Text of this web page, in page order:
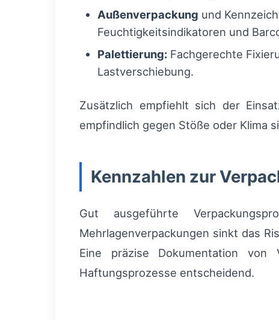
Außenverpackung und
Feuchtigkeitsindikatoren und
Palettierung: Fachgerechte
Lastverschiebung.
Zusätzlich empfiehlt sich der
empfindlich gegen Stöße oder Klima
Kennzahlen zur
Gut ausgeführte
Mehrlagenverpackungen sinkt das
Eine präzise Dokumentation von
Haftungsprozesse entscheidend.